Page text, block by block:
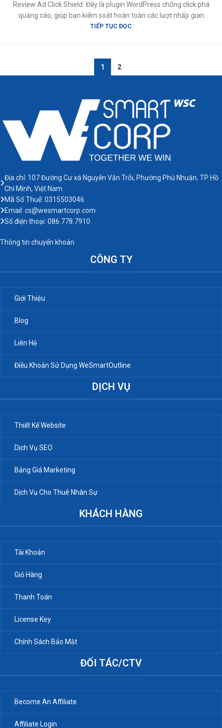
Review Ad Click Shield: Đây là plugin WordPress chống click phá
quảng cáo, giúp bạn kiểm soát hoàn toàn các lượt nhấp gian
lận. Ghi lại chi tiết IP, lọc dữ liệu thông minh, cho phép
TIẾP TỤC ĐỌC
1 2
Địa chỉ: 107 Đường Cư xá Nguyễn Văn Trỗi, Phường Phú Nhuận, TP Hồ
Chí Minh, Việt Nam
Mã Số Thuế: 0315503046
Email: cs@wesmartcorp.com
Số điện thoại: 086.778.7910
Thông tin chuyển khoản
CÔNG TY
Giới Thiệu
Blog
Liên Hệ
Điều Khoản Sử Dụng WeSmartOutline
DỊCH VỤ
Thiết Kế Website
Dịch Vụ SEO
Bảng Giá Marketing
Dịch Vụ Cho Thuê Nhân Sự
KHÁCH HÀNG
Tài Khoản
Giỏ Hàng
Thanh Toán
License Key
Chính Sách Bảo Mật
ĐỐI TÁC/CTV
Become An Affiliate
Affiliate Login